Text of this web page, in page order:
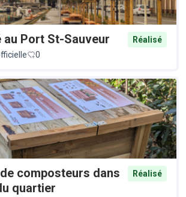
Port St-Sauveur
Réalisé
0
composteurs dans
quartier
Réalisé